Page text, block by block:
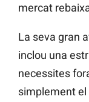
mercat
La seva gran
inclou una
necessites
simplement el